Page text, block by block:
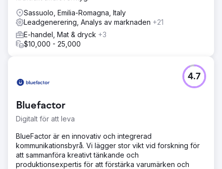
Sassuolo, Emilia-Romagna, Italy
Leadgenerering, Analys av marknaden +21
E-handel, Mat & dryck +3
$10,000 - 25,000
Bluefactor
Digitalt för att leva
4.7
BlueFactor är en innovativ och integrerad
kommunikationsbyrå. Vi lägger stor vikt vid forskning för
att sammanföra kreativt tänkande och
produktionsexpertis för att förstärka varumärken och